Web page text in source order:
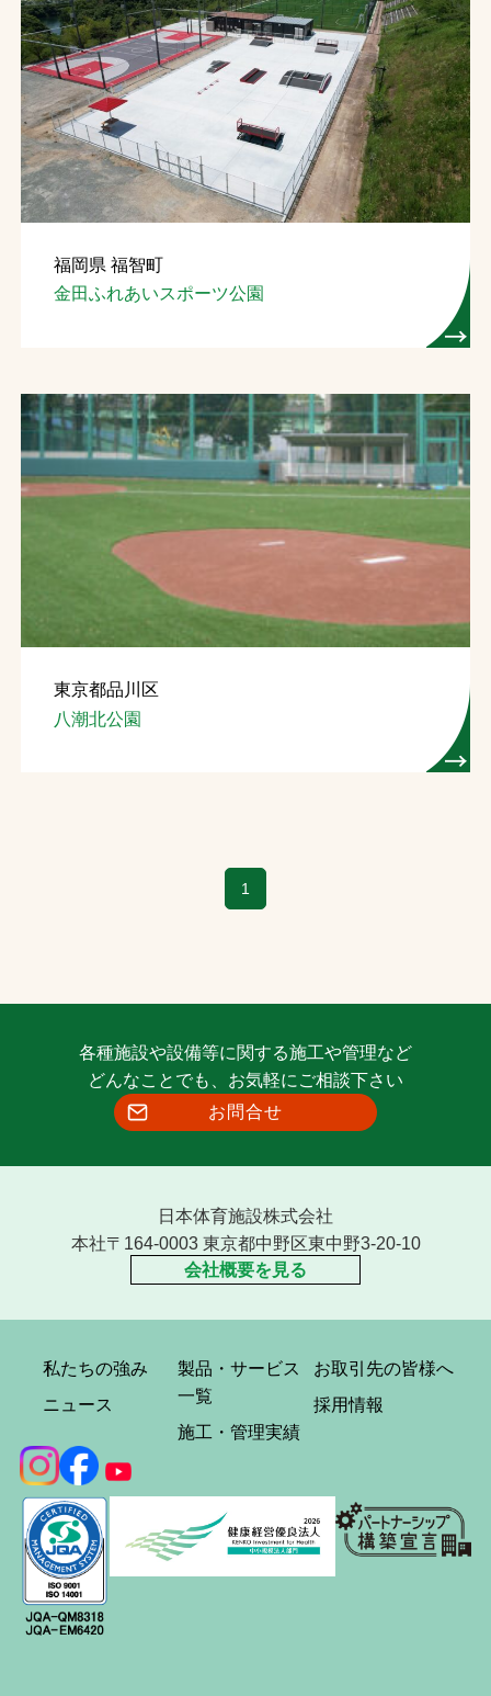
福岡県 福智町
金田ふれあいスポーツ公園
東京都品川区
八潮北公園
1
各種施設や設備等に関する施工や管理など
どんなことでも、お気軽にご相談下さい
お問合せ
日本体育施設株式会社
本社〒164-0003 東京都中野区東中野3-20-10
会社概要を見る
私たちの強み
ニュース
製品・サービス
一覧
施工・管理実績
お取引先の皆様へ
採用情報